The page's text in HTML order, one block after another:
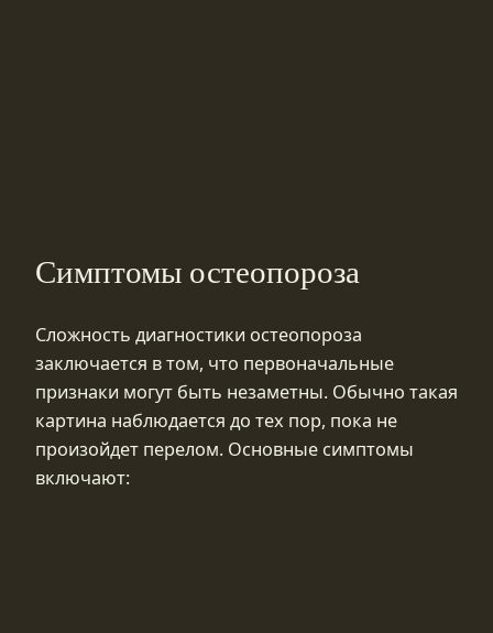
Симптомы остеопороза
Сложность диагностики остеопороза
заключается в том, что первоначальные
признаки могут быть незаметны. Обычно такая
картина наблюдается до тех пор, пока не
произойдет перелом. Основные симптомы
включают: